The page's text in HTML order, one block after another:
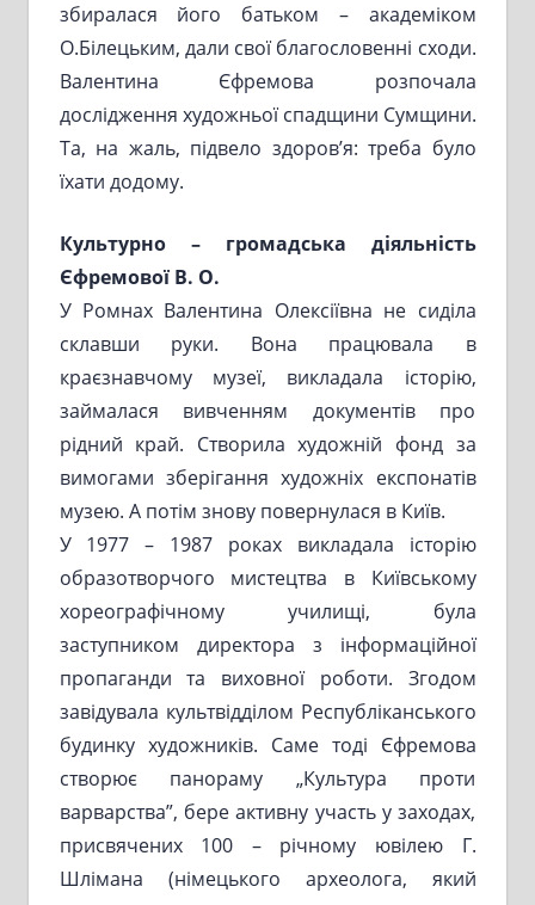
збиралася його батьком – академіком
О.Білецьким, дали свої благословенні сходи.
Валентина Єфремова розпочала
дослідження художньої спадщини Сумщини.
Та, на жаль, підвело здоров’я: треба було
їхати додому.
Культурно – громадська діяльність
Єфремової В. О.
У Ромнах Валентина Олексіївна не сиділа
склавши руки. Вона працювала в
краєзнавчому музеї, викладала історію,
займалася вивченням документів про
рідний край. Створила художній фонд за
вимогами зберігання художніх експонатів
музею. А потім знову повернулася в Київ.
У 1977 – 1987 роках викладала історію
образотворчого мистецтва в Київському
хореографічному училищі, була
заступником директора з інформаційної
пропаганди та виховної роботи. Згодом
завідувала культвідділом Республіканського
будинку художників. Саме тоді Єфремова
створює панораму „Культура проти
варварства”, бере активну участь у заходах,
присвячених 100 – річному ювілею Г.
Шлімана (німецького археолога, який